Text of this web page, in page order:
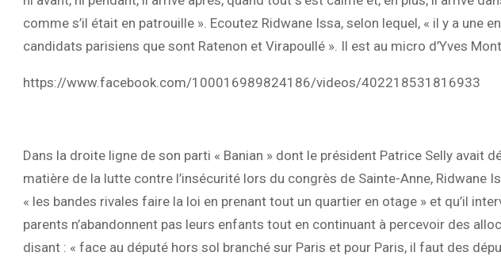
comme s’il était en patrouille ». Ecoutez Ridwane Issa, selon lequel, « il y a une
candidats parisiens que sont Ratenon et Virapoullé ». Il est au micro d’Yves
https://www.facebook.com/100016989824186/videos/402218531816933
Dans la droite ligne de son parti « Banian » dont le président Patrice Selly avait
matière de la lutte contre l’insécurité lors du congrès de Sainte-Anne, Ridwane
« les bandes rivales faire la loi en prenant tout un quartier en otage » et qu’il
parents n’abandonnent pas leurs enfants tout en continuant à percevoir des
disant : « face au député hors sol branché sur Paris et pour Paris, il faut des